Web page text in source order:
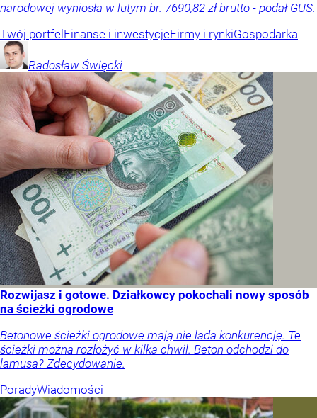
narodowej wyniosła w lutym br. 7690,82 zł brutto - podał GUS.
Twój portfel Finanse i inwestycjeFirmy i rynkiGospodarka
Radosław Święcki
Rozwijasz i gotowe. Działkowcy pokochali nowy sposób
na ścieżki ogrodowe
Betonowe ścieżki ogrodowe mają nie lada konkurencję. Te
ścieżki można rozłożyć w kilka chwil. Beton odchodzi do
lamusa? Zdecydowanie.
PoradyWiadomości